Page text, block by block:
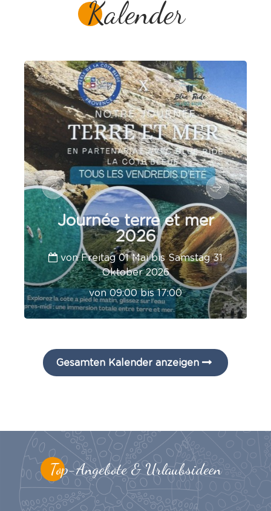
Kalender
Journée terre et mer
2026
von Freitag 01 Mai bis Samstag 31
Oktober 2026
von 09:00 bis 17:00
Gesamten Kalender anzeigen
Top-Angebote & Urlaubsideen